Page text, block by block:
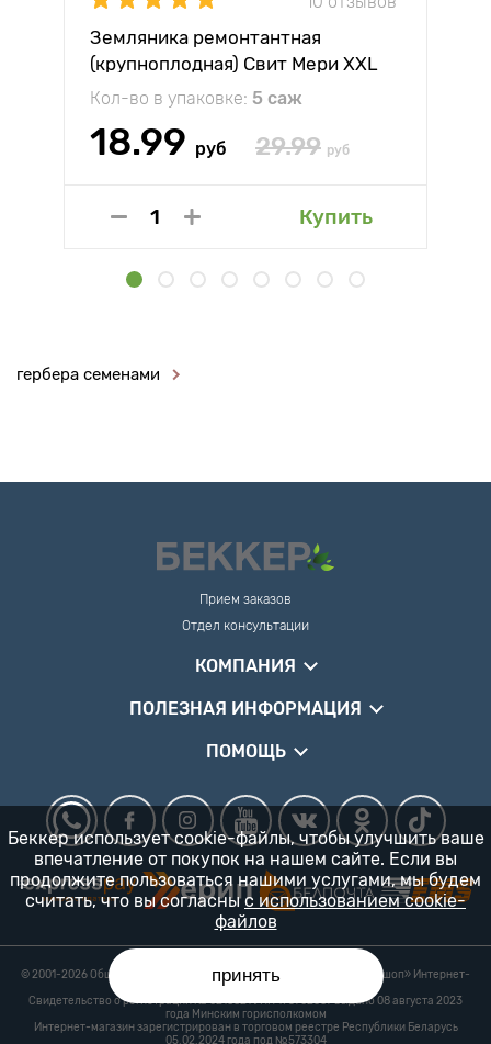
Земляника ремонтантная
(крупноплодная) Свит Мери XXL
Кол-во в упаковке: 5 саж
18.99 руб 29.99 руб
Купить
гербера семенами
Прием заказов
Отдел консультации
КОМПАНИЯ
ПОЛЕЗНАЯ ИНФОРМАЦИЯ
ПОМОЩЬ
© 2001-2026 Общество с ограниченной ответственностью «Гарденшоп» Интернет-
магазин «БЕККЕР™» 24/7
Свидетельство о регистрации № 0218821 УНП 193702687 выдано 08 августа 2023
года Минским горисполкомом
Интернет-магазин зарегистрирован в торговом реестре Республики Беларусь
05.02.2024 года под №573304
Беккер использует cookie-файлы, чтобы улучшить ваше
впечатление от покупок на нашем сайте. Если вы
продолжите пользоваться нашими услугами, мы будем
считать, что вы согласны с использованием cookie-
файлов
принять